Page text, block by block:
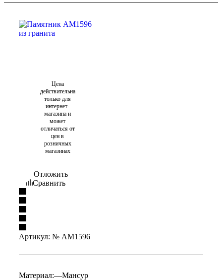
Цена
действительна
только для
интернет-
магазина и
может
отличаться от
цен в
розничных
магазинах
Отложить
Сравнить
Артикул: № AM1596
Материал:—Мансур